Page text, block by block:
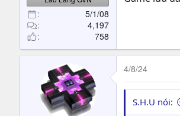
5/1/08
4,197
758
4/8/24
S.H.U nói: